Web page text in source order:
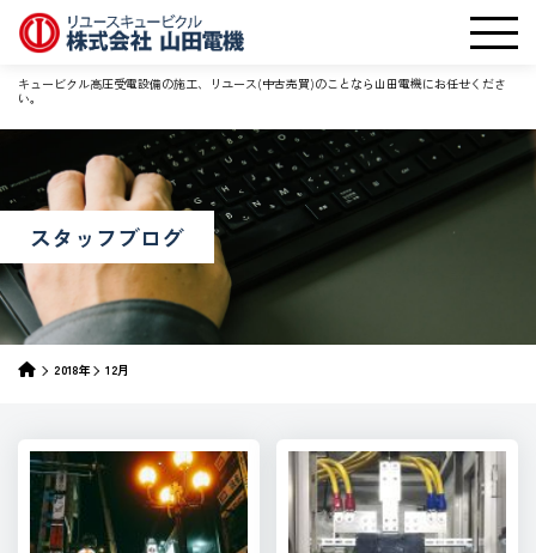
キュービクル高圧受電設備の施工、リユース(中古売買)のことなら山田電機にお任せくださ
い。
スタッフブログ
2018年 12月